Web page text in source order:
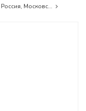
Россия, Московс...